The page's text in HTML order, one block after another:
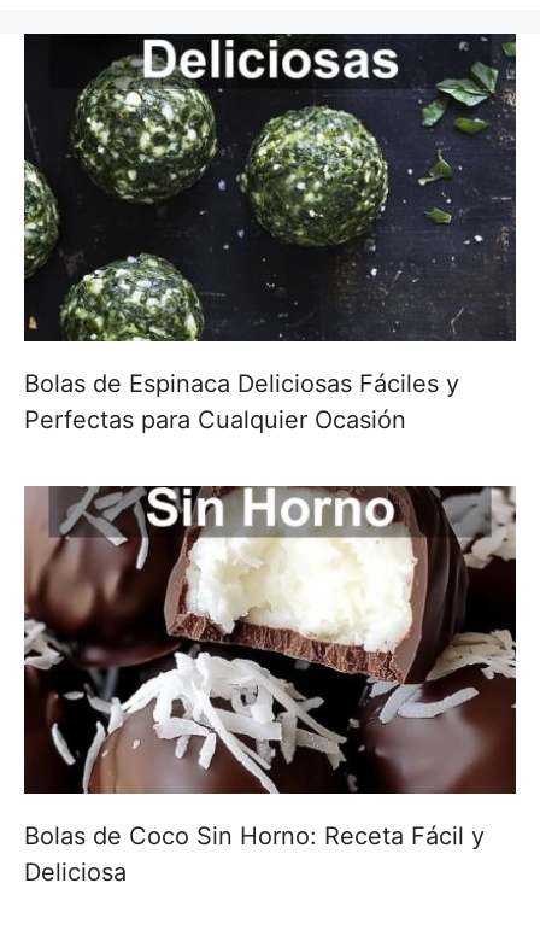
Bolas de Espinaca Deliciosas Fáciles y
Perfectas para Cualquier Ocasión
Bolas de Coco Sin Horno: Receta Fácil y
Deliciosa